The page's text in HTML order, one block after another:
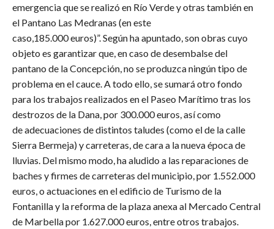
emergencia que se realizó en Río Verde y otras también en
el Pantano Las Medranas (en este
caso,185.000 euros)”. Según ha apuntado, son obras cuyo
objeto es garantizar que, en caso de desembalse del
pantano de la Concepción, no se produzca ningún tipo de
problema en el cauce. A todo ello, se sumará otro fondo
para los trabajos realizados en el Paseo Marítimo tras los
destrozos de la Dana, por 300.000 euros, así como
de adecuaciones de distintos taludes (como el de la calle
Sierra Bermeja) y carreteras, de cara a la nueva época de
lluvias. Del mismo modo, ha aludido a las reparaciones de
baches y firmes de carreteras del municipio, por 1.552.000
euros, o actuaciones en el edificio de Turismo de la
Fontanilla y la reforma de la plaza anexa al Mercado Central
de Marbella por 1.627.000 euros, entre otros trabajos.